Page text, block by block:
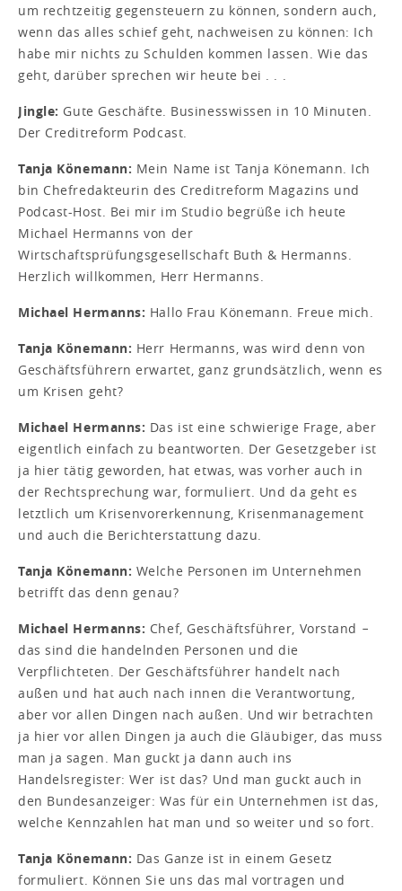
um rechtzeitig gegensteuern zu können, sondern auch,
wenn das alles schief geht, nachweisen zu können: Ich
habe mir nichts zu Schulden kommen lassen. Wie das
geht, darüber sprechen wir heute bei . . .
Jingle: Gute Geschäfte. Businesswissen in 10 Minuten.
Der Creditreform Podcast.
Tanja Könemann: Mein Name ist Tanja Könemann. Ich
bin Chefredakteurin des Creditreform Magazins und
Podcast-Host. Bei mir im Studio begrüße ich heute
Michael Hermanns von der
Wirtschaftsprüfungsgesellschaft Buth & Hermanns.
Herzlich willkommen, Herr Hermanns.
Michael Hermanns: Hallo Frau Könemann. Freue mich.
Tanja Könemann: Herr Hermanns, was wird denn von
Geschäftsführern erwartet, ganz grundsätzlich, wenn es
um Krisen geht?
Michael Hermanns: Das ist eine schwierige Frage, aber
eigentlich einfach zu beantworten. Der Gesetzgeber ist
ja hier tätig geworden, hat etwas, was vorher auch in
der Rechtsprechung war, formuliert. Und da geht es
letztlich um Krisenvorerkennung, Krisenmanagement
und auch die Berichterstattung dazu.
Tanja Könemann: Welche Personen im Unternehmen
betrifft das denn genau?
Michael Hermanns: Chef, Geschäftsführer, Vorstand −
das sind die handelnden Personen und die
Verpflichteten. Der Geschäftsführer handelt nach
außen und hat auch nach innen die Verantwortung,
aber vor allen Dingen nach außen. Und wir betrachten
ja hier vor allen Dingen ja auch die Gläubiger, das muss
man ja sagen. Man guckt ja dann auch ins
Handelsregister: Wer ist das? Und man guckt auch in
den Bundesanzeiger: Was für ein Unternehmen ist das,
welche Kennzahlen hat man und so weiter und so fort.
Tanja Könemann: Das Ganze ist in einem Gesetz
formuliert. Können Sie uns das mal vortragen und